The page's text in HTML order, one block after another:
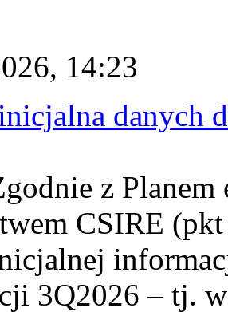
14:23
danych
z
CSIRE
3Q2026 – tj.